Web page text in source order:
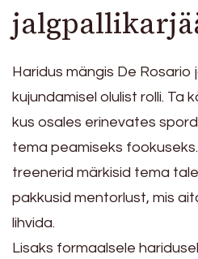
Haridus mängis De Rosario
kujundamisel olulist rolli. Ta
kus osales erinevates
tema peamiseks
treenerid märkisid tema
pakkusid mentorlust, mis
lihvida.
Lisaks formaalsele